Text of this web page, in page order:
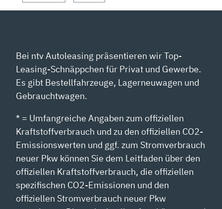
Bei ntv Autoleasing präsentieren wir Top-
Leasing-Schnäppchen für Privat und Gewerbe.
Es gibt Bestellfahrzeuge, Lagerneuwagen und
Gebrauchtwagen.
* = Umfangreiche Angaben zum offiziellen
Kraftstoffverbrauch und zu den offiziellen CO2-
Emissionswerten und ggf. zum Stromverbrauch
neuer Pkw können Sie dem Leitfaden über den
offiziellen Kraftstoffverbrauch, die offiziellen
spezifischen CO2-Emissionen und den
offiziellen Stromverbrauch neuer Pkw